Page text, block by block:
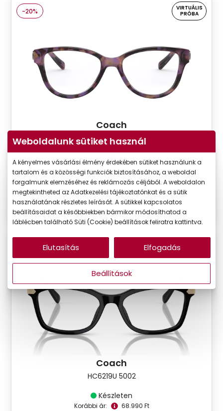
-20%
VIRTUÁLIS
PRÓBA
Coach
HC6153 5612
Készleten
Korábbi ár: 68.990 Ft
Akciós ár: 55.192 Ft
Részletek
VIRTUÁLIS
PRÓBA
Coach
HC6219U 5002
Készleten
Korábbi ár: 68.990 Ft
Weboldalunk sütiket használ
A kényelmes vásárlási élmény érdekében sütiket használunk a
tartalom és a közösségi funkciók biztosításához, a weboldal
forgalmunk elemzéséhez és reklámozás céljából. A weboldalon
megtekintheted az Adatkezelési tájékoztatónkat és a sütik
használatának részletes leírását. A sütikkel kapcsolatos
beállításaidat a későbbiekben bármikor módosíthatod a
láblécben található Süti (Cookie) beállítások feliratra kattintva.
Beállítások
Elutasítás Elfogadás